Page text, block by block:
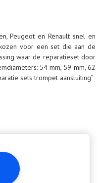
Peugeot en Renault snel en
voor een set die aan de
waar de reparatieset door
54 mm, 59 mm, 62
sets trompet aansluiting”